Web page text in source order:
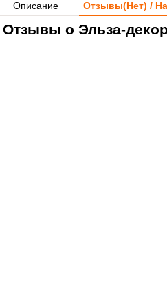
Описание Отзывы(Нет) /
Отзывы о Эльза-